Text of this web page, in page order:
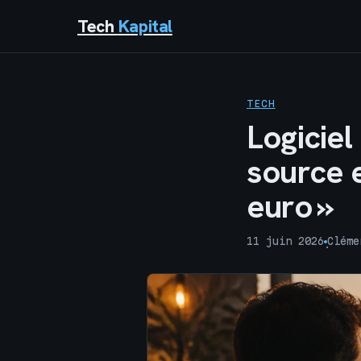
Tech Kapital
TECH
source
euro »
11 juin 2026
·